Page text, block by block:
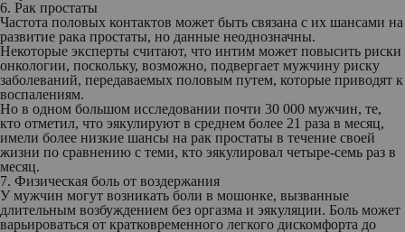
6. Рак простаты
Частота половых контактов может быть связана с их шансами на
развитие рака простаты, но данные неоднозначны.
Некоторые эксперты считают, что интим может повысить риски
онкологии, поскольку, возможно, подвергает мужчину риску
заболеваний, передаваемых половым путем, которые приводят к
воспалениям.
Но в одном большом исследовании почти 30 000 мужчин, те,
кто отметил, что эякулируют в среднем более 21 раза в месяц,
имели более низкие шансы на рак простаты в течение своей
жизни по сравнению с теми, кто эякулировал четыре-семь раз в
месяц.
7. Физическая боль от воздержания
У мужчин могут возникать боли в мошонке, вызванные
длительным возбуждением без оргазма и эякуляции. Боль может
варьироваться от кратковременного легкого дискомфорта до